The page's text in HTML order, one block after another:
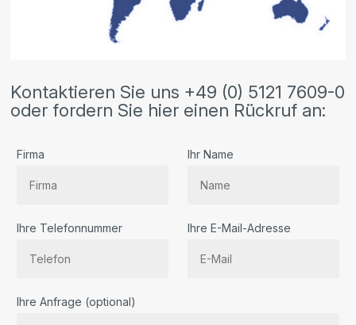
Kontaktieren Sie uns +49 (0) 5121 7609-0
oder fordern Sie hier einen Rückruf an:
Firma Ihr Name
Ihre Telefonnummer Ihre E-Mail-Adresse
Ihre Anfrage (optional)